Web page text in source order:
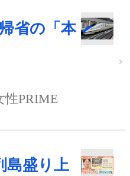
省の「本
性PRIME
島盛り上